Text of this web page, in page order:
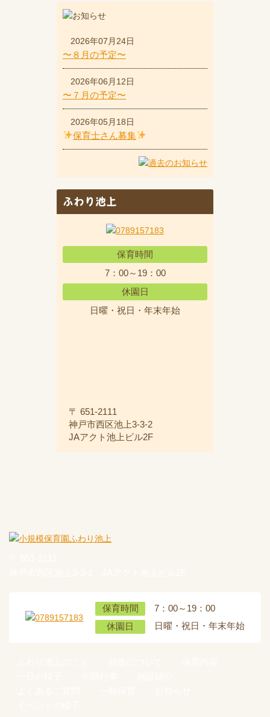
2026年07月24日
〜８月の予定〜
2026年06月12日
〜７月の予定〜
2026年05月18日
保育士さん募集
ふわり池上
保育時間
7：00～19：00
休園日
日曜・祝日・年末年始
〒 651-2111
神戸市西区池上3-3-2
JAアクト池上ビル2F
保育時間
7：00～19：00
休園日
日曜・祝日・年末年始